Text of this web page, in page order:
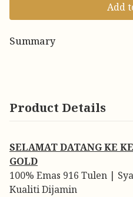
Add
Summary
Product Details
SELAMAT DATANG KE
GOLD
100% Emas 916 Tulen |
Kualiti Dijamin